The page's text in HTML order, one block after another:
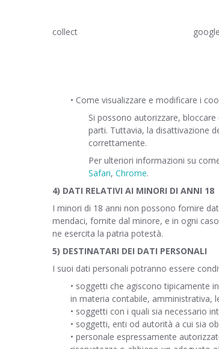
collect
• Come visualizzare e modificare i
Si possono autorizzare,
parti. Tuttavia, la disattivazione
correttamente.
Per ulteriori informazioni su
Safari, Chrome.
4) DATI RELATIVI AI MINORI DI ANNI 18
I minori di 18 anni non possono fornire
mendaci, fornite dal minore, e in ogni
ne esercita la patria potestà.
5) DESTINATARI DEI DATI PERSONALI
I suoi dati personali potranno essere
• soggetti che agiscono tipicamente
in materia contabile, amministrativa,
• soggetti con i quali sia necessario
• soggetti, enti od autorità a cui sia
• personale espressamente